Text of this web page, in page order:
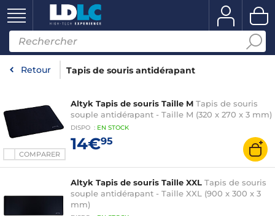
Retour Tapis de souris antidérapant
COMPARER
Altyk Tapis de souris Taille M Tapis de souris
souple antidérapant - Taille M (320 x 270 x 3 mm)
DISPO : EN STOCK
14€95
Altyk Tapis de souris Taille XXL Tapis de souris
souple antidérapant - Taille XXL (900 x 300 x 3
mm)